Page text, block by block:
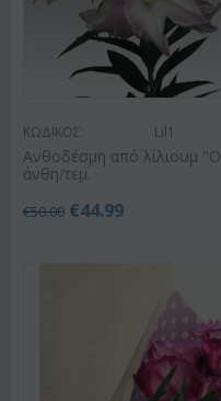
ΚΩΔΙΚΟΣ: Lil1
Ανθοδέσμη από λίλιουμ
άνθη/τεμ.
€50.00 €44.99